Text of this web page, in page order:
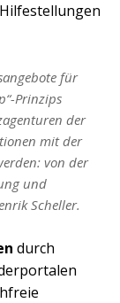
für
Prinzips
der
mit der
von der
und
Scheller.
durch